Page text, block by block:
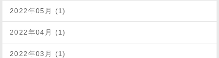
2022年05月 (1)
2022年04月 (1)
2022年03月 (1)